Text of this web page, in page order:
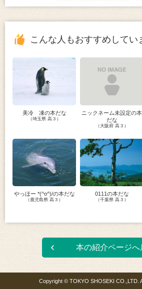
こんな人もおすすめしてい
美冷 凍の本だな
（埼玉県 高３）
ニックネーム未設定の本
だな
（大阪府 高３）
やっほー *(^o^)/の本だな
（鹿児島県 高３）
0111の本だな
（千葉県 高３）
本の紹介ページへ
Copyright © TOKYO SHOSEKI CO.,LTD.